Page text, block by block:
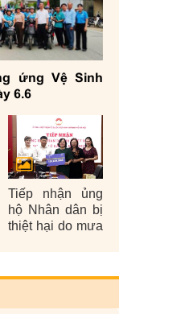
ứng Vệ Sinh
6.6
Tiếp nhận ủng
hộ Nhân dân bị
thiệt hại do mưa